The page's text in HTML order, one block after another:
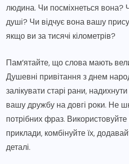
людина. Чи посміхнеться вона?
душі? Чи відчує вона вашу
якщо ви за тисячі кілометрів?
Пам’ятайте, що слова мають
Душевні привітання з днем
залікувати старі рани,
вашу дружбу на довгі роки. Не
потрібних фраз. Використовуйте
приклади, комбінуйте їх,
деталі.